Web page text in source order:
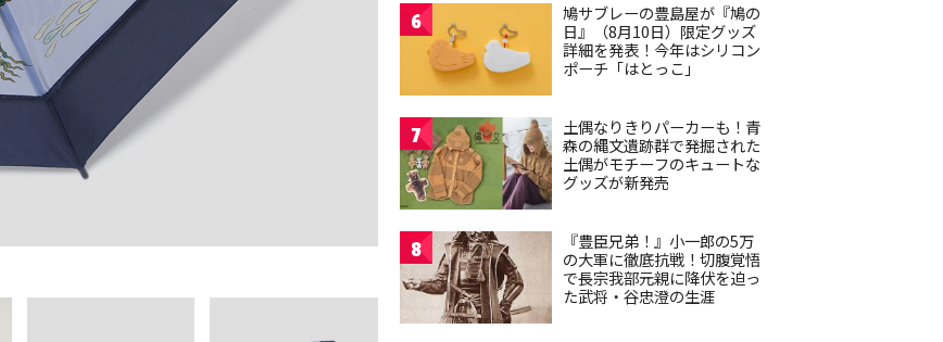
6
鳩サブレーの豊島屋が『鳩の
日』（8月10日）限定グッズ
詳細を発表！今年はシリコン
ポーチ「はとっこ」
7
土偶なりきりパーカーも！青
森の縄文遺跡群で発掘された
土偶がモチーフのキュートな
グッズが新発売
8
『豊臣兄弟！』小一郎の5万
の大軍に徹底抗戦！切腹覚悟
で長宗我部元親に降伏を迫っ
た武将・谷忠澄の生涯